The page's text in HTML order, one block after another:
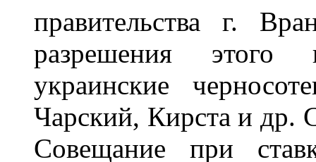
правительства г.
разрешения этого
украинские
Чарский, Кирста и др.
Совещание при